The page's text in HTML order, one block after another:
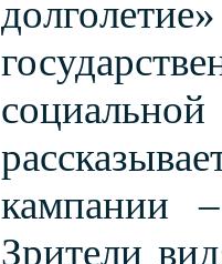
кампании –
Зрители